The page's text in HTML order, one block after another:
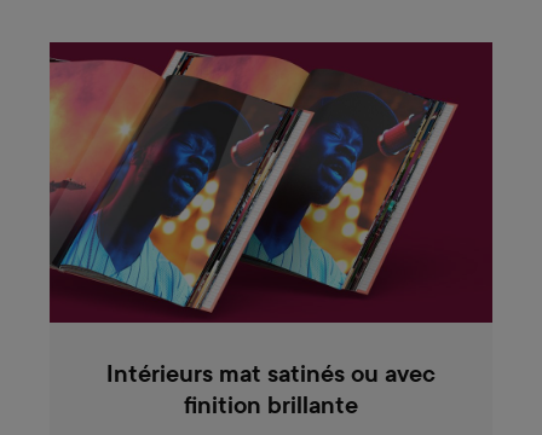
Intérieurs mat satinés ou avec
finition brillante